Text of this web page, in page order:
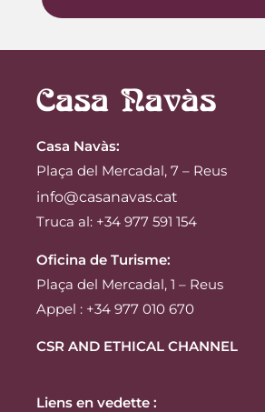
Casa Navàs:
Plaça del Mercadal, 7 – Reus
info@casanavas.cat
Truca al: +34 977 591 154
Oficina de Turisme:
Plaça del Mercadal, 1 – Reus
Appel : +34 977 010 670
CSR AND ETHICAL CHANNEL
Liens en vedette :